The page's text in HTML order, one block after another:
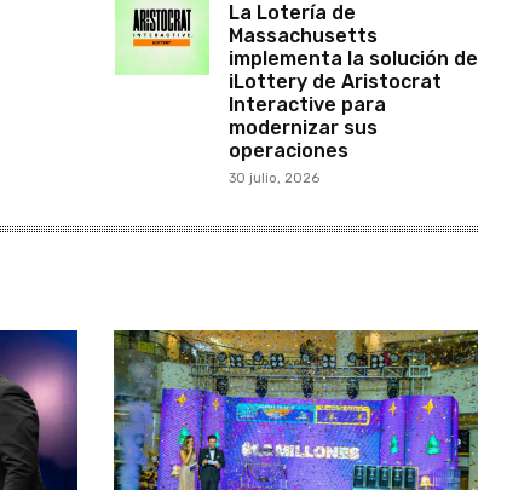
La Lotería de
Massachusetts
implementa la solución de
iLottery de Aristocrat
Interactive para
modernizar sus
operaciones
30 julio, 2026